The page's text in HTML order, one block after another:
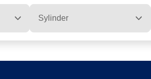
Sylinder